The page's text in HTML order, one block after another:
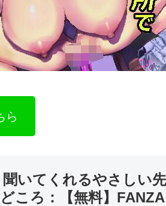
ら
いてくれるやさしい
ころ：【無料】